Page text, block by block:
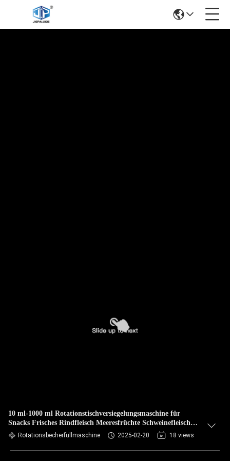
10 ml-1000 ml Rotationstischversiegelungsmaschine für
Snacks Frisches Rindfleisch Meeresfrüchte Schweinefleisch
Lamm Käse Geflügel
Rotationsbecherfüllmaschine 2025-02-20 18 views